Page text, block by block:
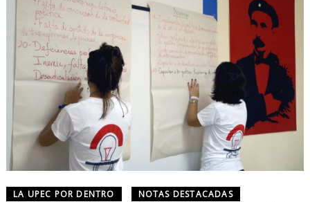
LA UPEC POR DENTRO NOTAS DESTACADAS